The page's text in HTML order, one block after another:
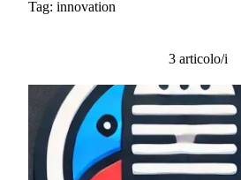
Tag: innovation
3 articolo/i